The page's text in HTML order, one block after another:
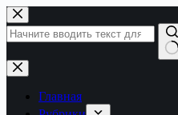
Перейти
к
сути
Ничего
не
найденоГлавная